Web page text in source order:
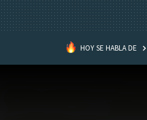
HOY SE HABLA DE